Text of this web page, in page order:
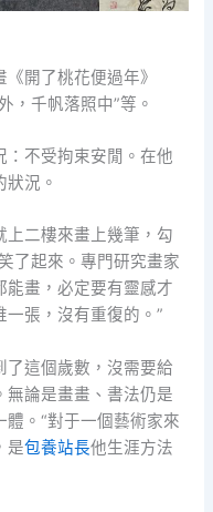
開了桃花便過年》
，千帆落照中”等。
：不受拘束安閒。在他
況。
上二樓來畫上幾筆，勾
了起來。專門研究畫家
能畫，必定要有靈感才
張，沒有重復的。”
了這個歲數，沒需要給
無論是畫畫、書法仍是
。“對于一個藝術家來
是包養站長他生涯方法